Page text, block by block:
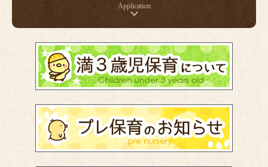
Application